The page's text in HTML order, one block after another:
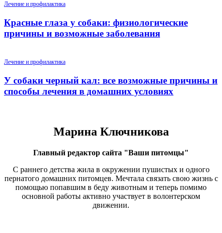
Лечение и профилактика
Красные глаза у собаки: физиологические
причины и возможные заболевания
Лечение и профилактика
У собаки черный кал: все возможные причины и
способы лечения в домашних условиях
Марина Ключникова
Главный редактор сайта "Ваши питомцы"
С раннего детства жила в окружении пушистых и одного
пернатого домашних питомцев. Мечтала связать свою жизнь с
помощью попавшим в беду животным и теперь помимо
основной работы активно участвует в волонтерском
движении.